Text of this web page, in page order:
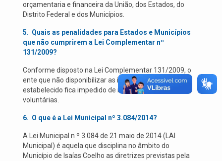
orçamentaria e financeira da União, dos Estados, do
Distrito Federal e dos Municípios.
5. Quais as penalidades para Estados e Municípios
que não cumprirem a Lei Complementar nº
131/2009?
Conforme disposto na Lei Complementar 131/2009, o
ente que não disponibilizar as informações no prazo
estabelecido fica impedido de receber transferências
voluntárias.
6. O que é a Lei Municipal nº 3.084/2014?
A Lei Municipal n º 3.084 de 21 maio de 2014 (LAI
Municipal) é aquela que disciplina no âmbito do
Município de Isaías Coelho as diretrizes previstas pela